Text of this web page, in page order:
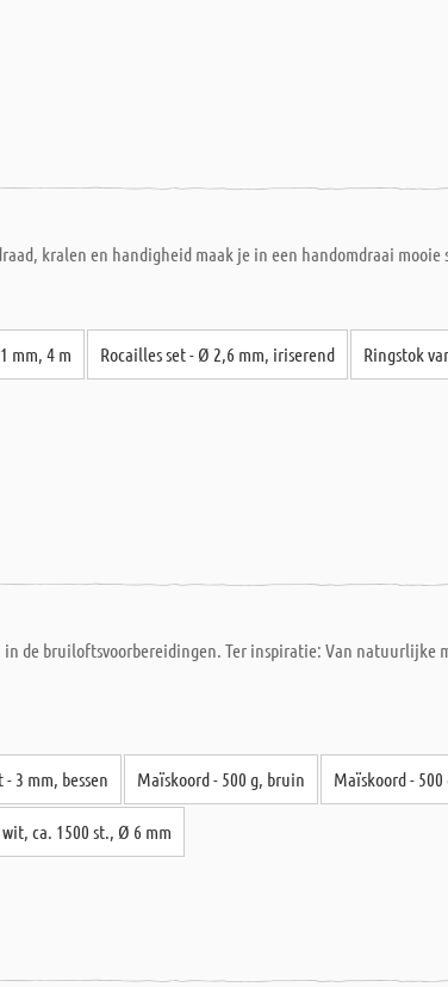
kralen en handigheid maak je in een handomdraai mooie
mm, 4 m Rocailles set - Ø 2,6 mm, iriserend Ringstok
de bruiloftsvoorbereidingen. Ter inspiratie: Van natuurlijke
3 mm, bessen Maïskoord - 500 g, bruin Maïskoord -
ca. 1500 st., Ø 6 mm